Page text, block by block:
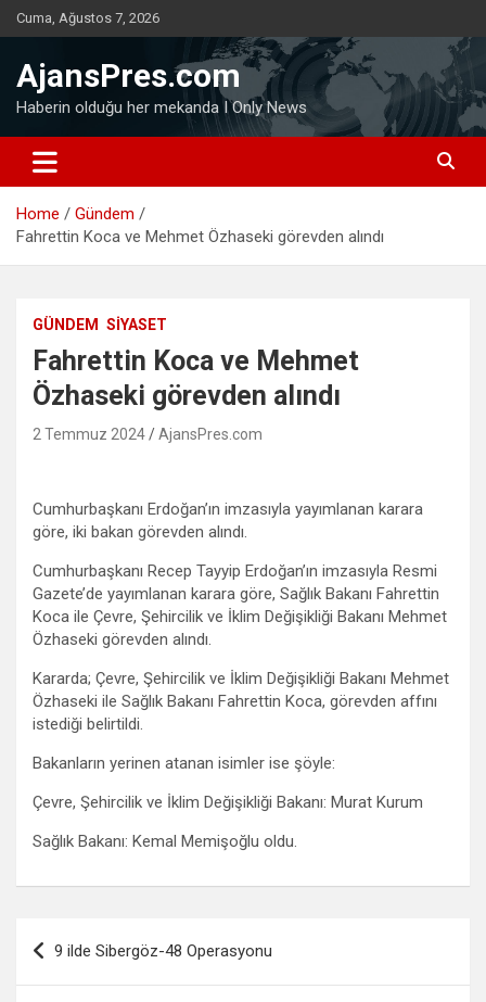
Skip
to
Cuma, Ağustos 7, 2026
AjansPres.com
Haberin olduğu her mekanda I Only News
Home
Gündem
Fahrettin Koca ve Mehmet Özhaseki görevden alındı
GÜNDEM SIYASET
Fahrettin Koca ve Mehmet
Özhaseki görevden alındı
2 Temmuz 2024 AjansPres.com
Cumhurbaşkanı Erdoğan’ın imzasıyla yayımlanan karara
göre, iki bakan görevden alındı.
Cumhurbaşkanı Recep Tayyip Erdoğan’ın imzasıyla Resmi
Gazete’de yayımlanan karara göre, Sağlık Bakanı Fahrettin
Koca ile Çevre, Şehircilik ve İklim Değişikliği Bakanı Mehmet
Özhaseki görevden alındı.
Kararda; Çevre, Şehircilik ve İklim Değişikliği Bakanı Mehmet
Özhaseki ile Sağlık Bakanı Fahrettin Koca, görevden affını
istediği belirtildi.
Bakanların yerinen atanan isimler ise şöyle:
Çevre, Şehircilik ve İklim Değişikliği Bakanı: Murat Kurum
Sağlık Bakanı: Kemal Memişoğlu oldu.
Yazı
gezinmesi
9 ilde Sibergöz-48 Operasyonu